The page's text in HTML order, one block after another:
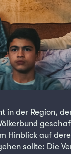
in der Region,
Hinblick auf
sollte: Die